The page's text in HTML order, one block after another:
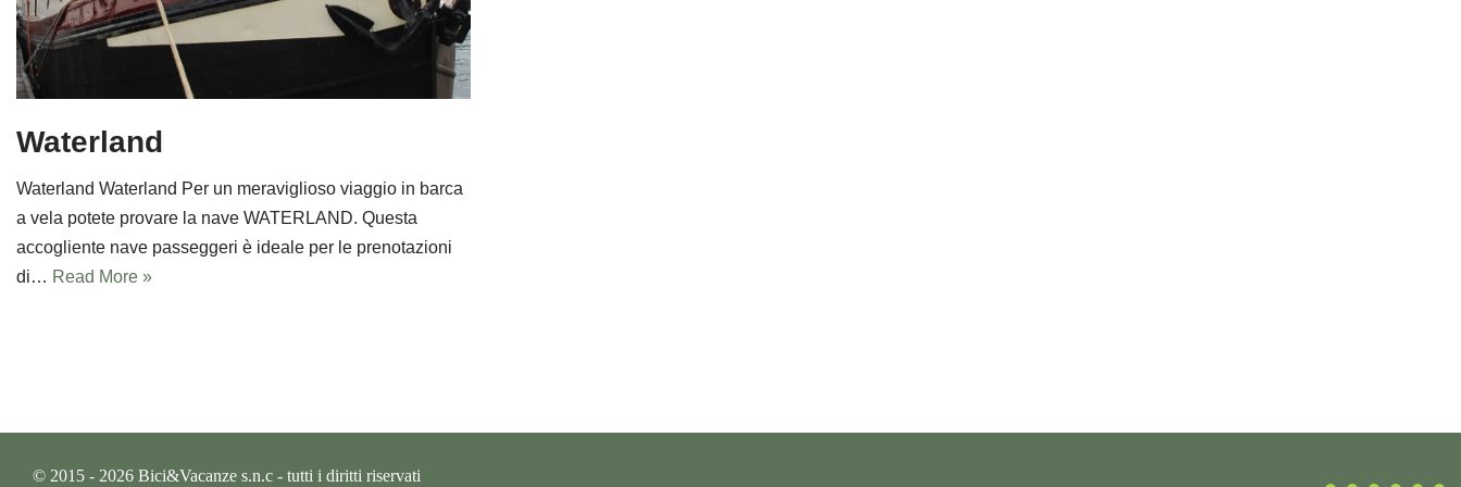
Waterland
Waterland Waterland Per un meraviglioso viaggio in barca
a vela potete provare la nave WATERLAND. Questa
accogliente nave passeggeri è ideale per le prenotazioni
di… Read More »
© 2015 - 2026 Bici&Vacanze s.n.c - tutti i diritti riservati